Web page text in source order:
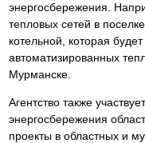
энергосбережения.
тепловых сетей в
котельной, которая
автоматизированных
Мурманске.
Агентство также
энергосбережения
проекты в областных и